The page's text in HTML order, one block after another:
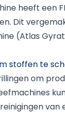
heeft een
Dit
(Atlas
stoffen te
om
van